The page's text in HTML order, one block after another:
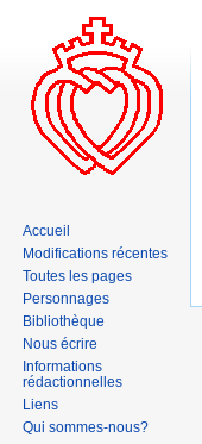
Accueil
Modifications récentes
Toutes les pages
Personnages
Bibliothèque
Nous écrire
Informations
rédactionnelles
Liens
Qui sommes-nous?